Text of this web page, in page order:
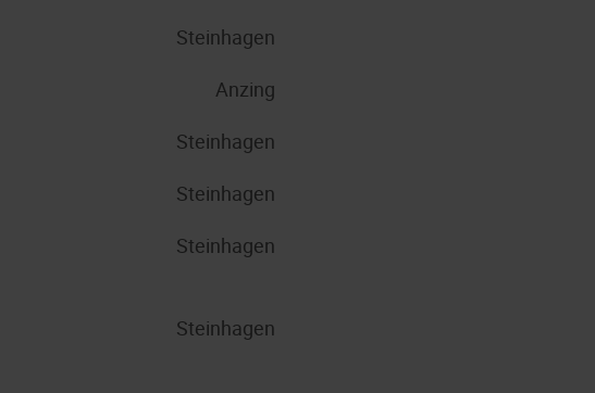
Steinhagen
Anzing
Steinhagen
Steinhagen
Steinhagen
Steinhagen